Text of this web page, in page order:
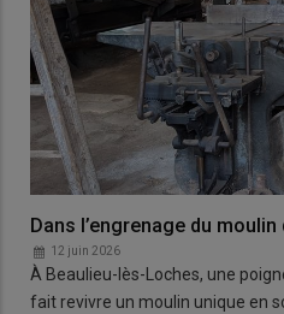
Dans l’engrenage du
12 juin 2026
À Beaulieu-lès-Loches, une
fait revivre un moulin unique en